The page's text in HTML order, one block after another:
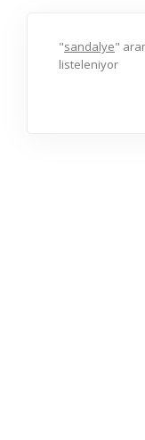
"sandalye"
listeleniyor